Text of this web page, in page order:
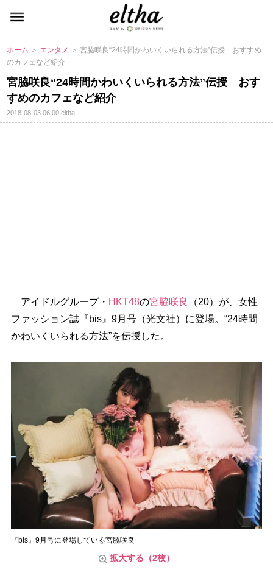
ホーム ＞ エンタメ ＞ 宮脇咲良“24時間かわいくいられる方法”伝授 おすすめ
のカフェなど紹介
宮脇咲良“24時間かわいくいられる方法”伝授 おす
すめのカフェなど紹介
2018-08-03 06:00eltha
アイドルグループ・ HKT48の宮脇咲良
（20）が、女性
ファッション誌『bis』9月号（光文社）に登場。“24時間
かわいくいられる方法”を伝授した。
『bis』9月号に登場している宮脇咲良
拡大する（2枚）